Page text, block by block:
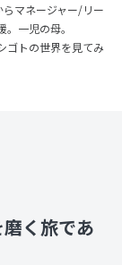
マネージャー/リー
一児の母。
ゴトの世界を見てみ
く旅であ